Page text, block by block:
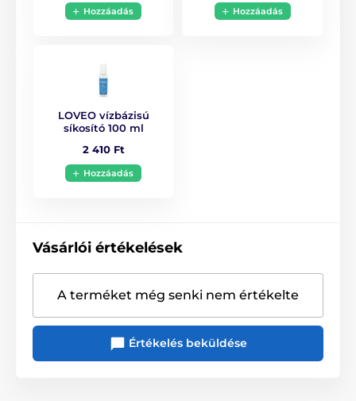
Vibrátorok Erotikus játékkészletek
Promóciós cikkek
Hozzáadás Hozzáadás
LOVEO vízbázisú
síkosító 100 ml
2 410 Ft
Hozzáadás
Vásárlói értékelések
A terméket még senki nem értékelte
Értékelés beküldése